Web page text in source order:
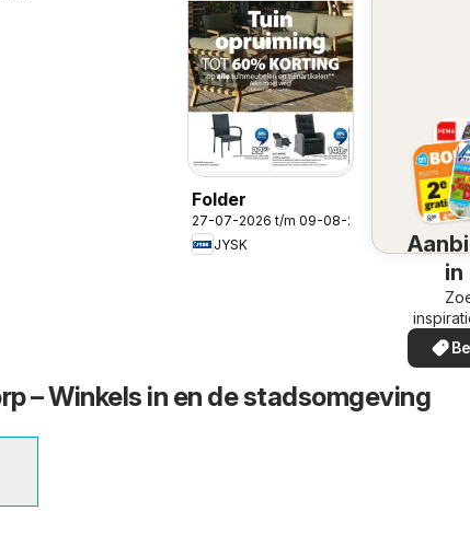
Folder
27-07-2026 t/m 09-08-2026
JYSK
in
de
in
– Winkels in en de stadsomgeving